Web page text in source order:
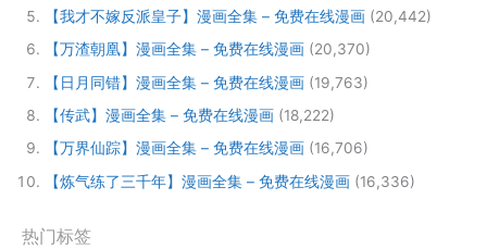
【我才不嫁反派皇子】漫画全集 – 免费在线漫画 (20,442)
【万渣朝凰】漫画全集 – 免费在线漫画 (20,370)
【日月同错】漫画全集 – 免费在线漫画 (19,763)
【传武】漫画全集 – 免费在线漫画 (18,222)
【万界仙踪】漫画全集 – 免费在线漫画 (16,706)
【炼气练了三千年】漫画全集 – 免费在线漫画 (16,336)
热门标签